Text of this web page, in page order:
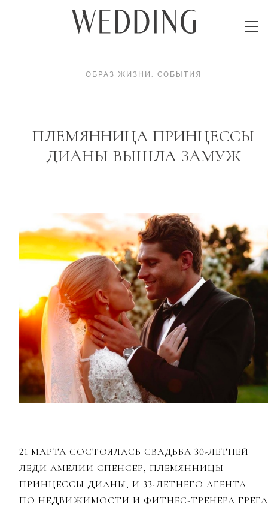
ОБРАЗ ЖИЗНИ . СОБЫТИЯ
ПЛЕМЯННИЦА ПРИНЦЕССЫ
ДИАНЫ ВЫШЛА ЗАМУЖ
21 МАРТА СОСТОЯЛАСЬ СВАДЬБА 30-ЛЕТНЕЙ
ЛЕДИ АМЕЛИИ СПЕНСЕР, ПЛЕМЯННИЦЫ
ПРИНЦЕССЫ ДИАНЫ, И 33-ЛЕТНЕГО АГЕНТА
ПО НЕДВИЖИМОСТИ И ФИТНЕС-ТРЕНЕРА ГРЕГА